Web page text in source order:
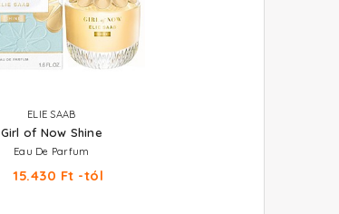
ELIE SAAB
Girl of Now Shine
Eau De Parfum
15.430 Ft -tól